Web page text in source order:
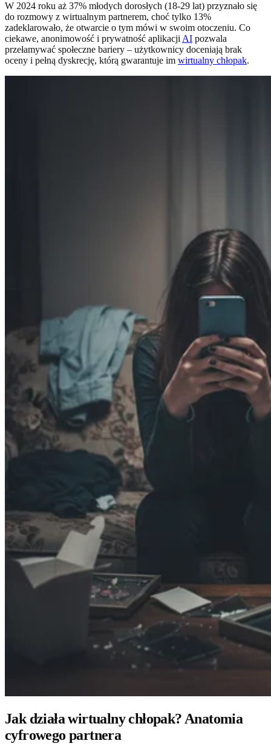
W 2024 roku aż 37% młodych dorosłych (18-29 lat) przyznało się
do rozmowy z wirtualnym partnerem, choć tylko 13%
zadeklarowało, że otwarcie o tym mówi w swoim otoczeniu. Co
ciekawe, anonimowość i prywatność aplikacji AI pozwala
przełamywać społeczne bariery – użytkownicy doceniają brak
oceny i pełną dyskrecję, którą gwarantuje im wirtualny chłopak.
Jak działa wirtualny chłopak? Anatomia
cyfrowego partnera